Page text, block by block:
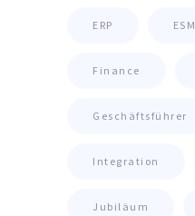
ERP ESM
Finance
Geschäftsführer
Integration
Jubiläum